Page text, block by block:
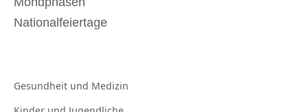
Nationalfeiertage
Gesundheit und Medizin